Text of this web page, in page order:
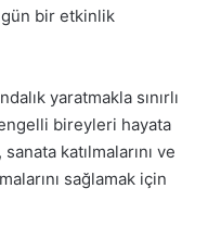
gün bir etkinlik
yaratmakla sınırlı
bireyleri hayata
katılmalarını ve
sağlamak için